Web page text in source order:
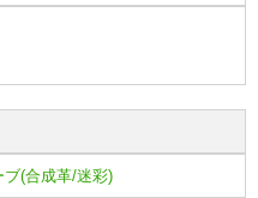
(合成革/迷彩)